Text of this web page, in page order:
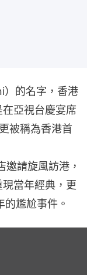
的名字，香港
亞視台慶宴席
被稱為香港首
邀請旋風訪港，
當年經典，更
尷尬事件。